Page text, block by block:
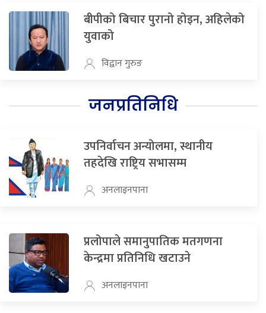
बीपीको बिचार पुरानो होइन, अहिलेको
युवाको
विद्वान गुरुङ
जनप्रतिनिधि
उपनिर्वाचन अन्योलमा, स्थानीय
तहदेखि राष्ट्रिय सभासम्म
अनलाइनपाना
प्रलोपाले समानुपातिक मतगणना
केन्द्रमा प्रतिनिधि खटाउने
अनलाइनपाना